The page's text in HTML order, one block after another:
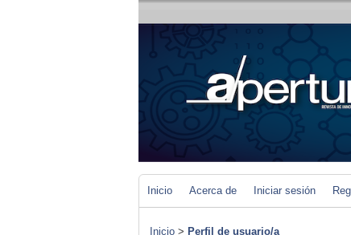
Inicio Acerca de Iniciar sesión
Inicio > Perfil de usuario/a